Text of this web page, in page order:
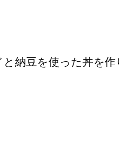
納豆を使った丼を作